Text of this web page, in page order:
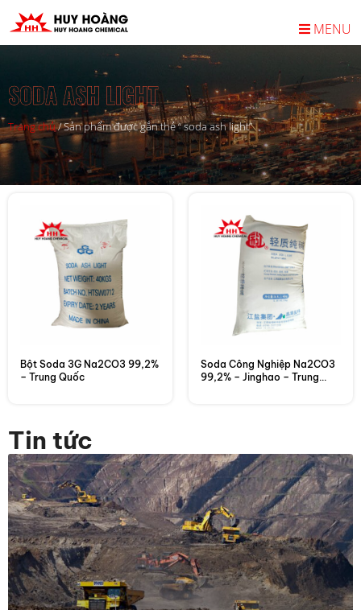
MENU
SODA ASH LIGHT
Trang chủ/Sản phẩm được gắn thẻ “ soda ash light”
Bột Soda 3G Na2CO3 99,2%
– Trung Quốc
Soda Công Nghiệp Na2CO3
99,2% – Jinghao – Trung
Tin tức